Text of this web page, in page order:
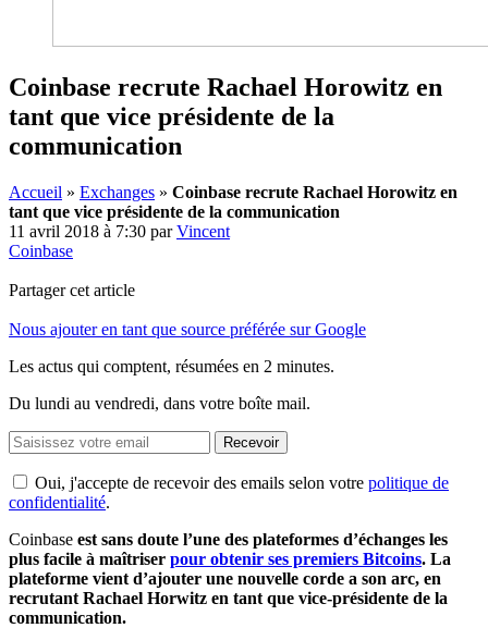
Coinbase recrute Rachael Horowitz en
tant que vice présidente de la
communication
Accueil » Exchanges » Coinbase recrute Rachael Horowitz en
tant que vice présidente de la communication
11 avril 2018 à 7:30 parVincent
Coinbase
Partager cet article
Nous ajouter en tant que source préférée sur Google
Les actus qui comptent, résumées en 2 minutes.
Du lundi au vendredi, dans votre boîte mail.
Recevoir
Oui, j'accepte de recevoir des emails selon votre politique de
confidentialité.
Coinbase est sans doute l’une des plateformes d’échanges les
plus facile à maîtriser pour obtenir ses premiers Bitcoins. La
plateforme vient d’ajouter une nouvelle corde a son arc, en
recrutant Rachael Horwitz en tant que vice-présidente de la
communication.